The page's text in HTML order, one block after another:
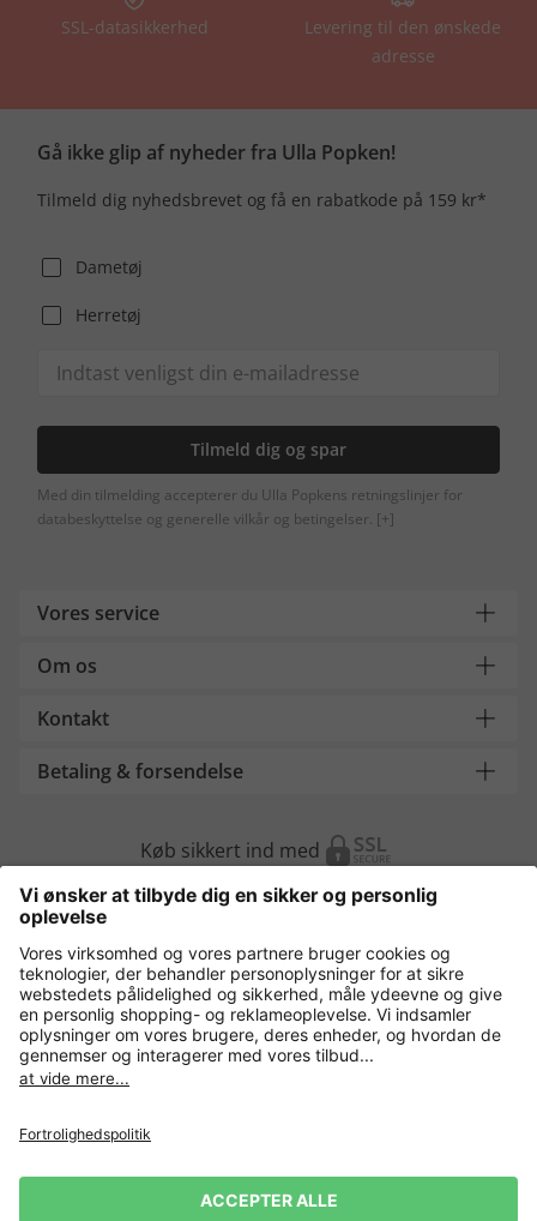
SSL-datasikkerhed
Levering til den ønskede
adresse
Gå ikke glip af nyheder fra Ulla Popken!
Tilmeld dig nyhedsbrevet og få en rabatkode på 159 kr*
Dametøj
Herretøj
Tilmeld dig og spar
Med din tilmelding accepterer du Ulla Popkens retningslinjer for
databeskyttelse og generelle vilkår og betingelser. [+]
Vores service
Om os
Kontakt
Betaling & forsendelse
Køb sikkert ind med
Flere webshops
Danmark
Gør brug af fortrydelsesret
Virksomhedsinformation